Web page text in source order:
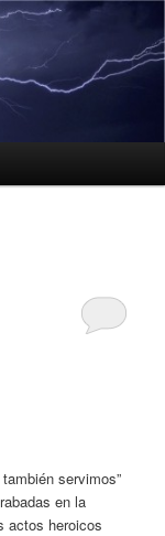
también servimos”
en la
actos heroicos